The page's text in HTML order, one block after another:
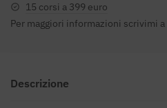
15 corsi a 399 euro
Per maggiori informazioni scrivimi a
Descrizione